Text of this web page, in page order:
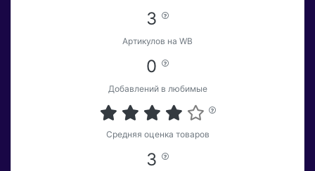
3
Артикулов на WB
0
Добавлений в любимые
Средняя оценка товаров
3